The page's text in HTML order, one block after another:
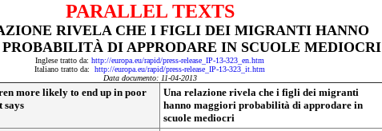
PARALLEL TEXTS
RIVELA CHE I FIGLI DEI MIGRANTI HANNO
DI APPRODARE IN SCUOLE MEDIOCRI
Inglese tratto da: http://europa.eu/rapid/press-release_IP-13-323_en.htm
Italiano tratto da: http://europa.eu/rapid/press-release_IP-13-323_it.htm
Data documento: 11-04-2013
more likely to end up in poor
says
Una relazione rivela che i figli dei migranti
hanno maggiori probabilità di approdare in
scuole mediocri